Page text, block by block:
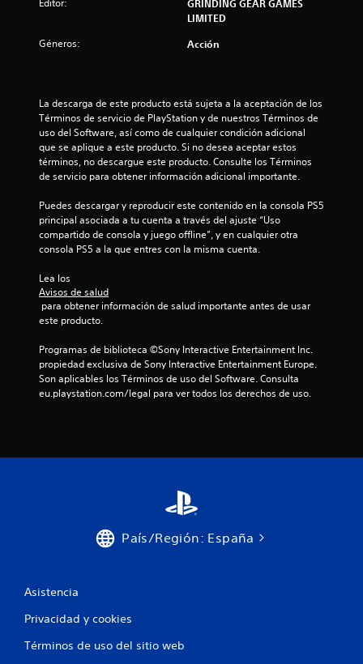
l
i
c
a
c
e
s
Editor:
GRINDING GEAR GAMES
LIMITED
Géneros: Acción
La descarga de este producto está sujeta a la aceptación de los
Términos de servicio de PlayStation y de nuestros Términos de
uso del Software, así como de cualquier condición adicional
que se aplique a este producto. Si no desea aceptar estos
términos, no descargue este producto. Consulte los Términos
de servicio para obtener información adicional importante.
Puedes descargar y reproducir este contenido en la consola PS5
principal asociada a tu cuenta a través del ajuste “Uso
compartido de consola y juego offline”, y en cualquier otra
consola PS5 a la que entres con la misma cuenta.
Lea los
Avisos de salud
este producto.
Programas de biblioteca ©Sony Interactive Entertainment Inc.
propiedad exclusiva de Sony Interactive Entertainment Europe.
Son aplicables los Términos de uso del Software. Consulta
eu.playstation.com/legal para ver todos los derechos de uso.
País/Región: España
Asistencia
Privacidad y cookies
Términos de uso del sitio web